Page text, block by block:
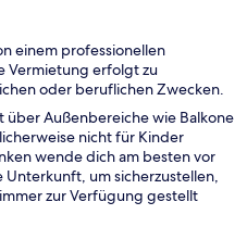
einem professionellen
Vermietung erfolgt zu
oder beruflichen Zwecken.
Außenbereiche wie Balkone
nicht für Kinder
wende dich am besten vor
um sicherzustellen,
zur Verfügung gestellt